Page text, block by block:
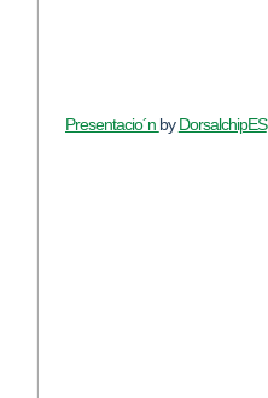
Presentacio´n byDorsalchipES